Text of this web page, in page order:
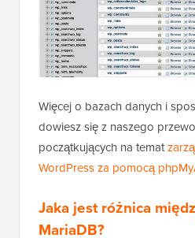
Więcej o bazach danych i
dowiesz się z naszego
początkujących na temat
Jaka jest różnica